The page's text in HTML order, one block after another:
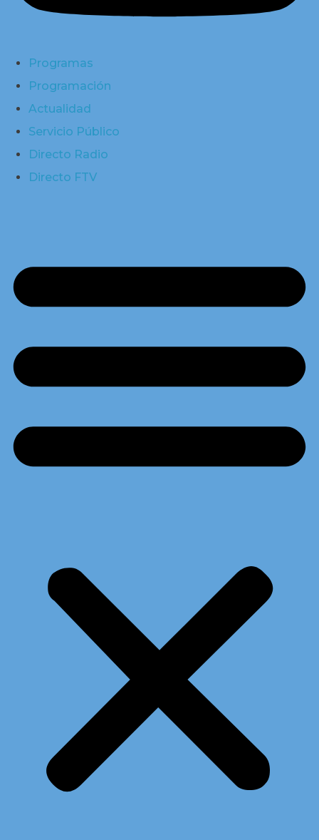
Programas
Programación
Actualidad
Servicio Público
Directo Radio
Directo FTV